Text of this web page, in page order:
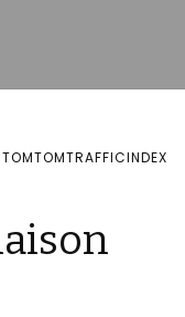
TOMTOMTRAFFICINDEX